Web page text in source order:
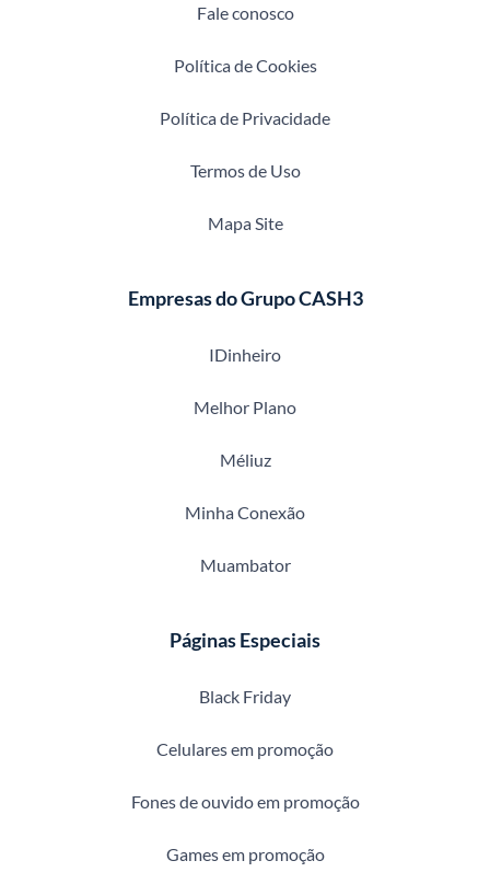
Fale conosco
Política de Cookies
Política de Privacidade
Termos de Uso
Mapa Site
Empresas do Grupo CASH3
IDinheiro
Melhor Plano
Méliuz
Minha Conexão
Muambator
Páginas Especiais
Black Friday
Celulares em promoção
Fones de ouvido em promoção
Games em promoção